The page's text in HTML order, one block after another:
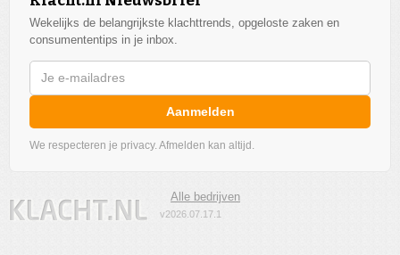
Wekelijks de belangrijkste klachttrends, opgeloste zaken en
consumententips in je inbox.
Aanmelden
We respecteren je privacy. Afmelden kan altijd.
Alle bedrijven
v2026.07.17.1